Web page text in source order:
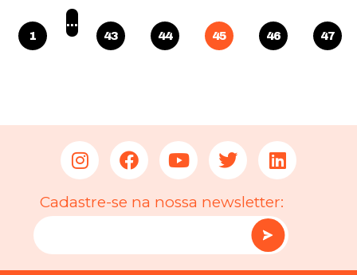
1
…
43
44 45 46 47
Cadastre-se na nossa newsletter: